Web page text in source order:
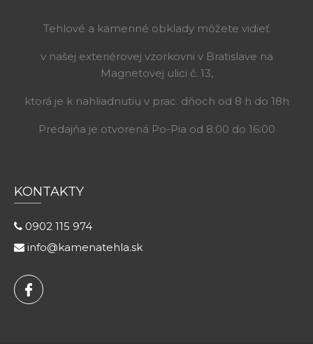
Tehlové a kamenné obklady môžete vidieť
v našej exteriérovej vzorkovni v Bratislave na
Magnetovej ulici č. 13,
ktorá je k nahliadnutiu v prac. dňoch od 8 h do 18h
Predajňa je otvorená Po-Pia od 8:00 do 16:00
KONTAKTY
0902 115 974
info@kamenatehla.sk